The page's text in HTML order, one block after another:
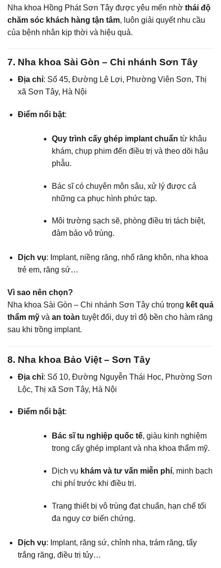
Nha khoa Hồng Phát Sơn Tây được yêu mến nhờ thái độ
chăm sóc khách hàng tận tâm, luôn giải quyết nhu cầu
của bệnh nhân kịp thời và hiệu quả.
7. Nha khoa Sài Gòn – Chi nhánh Sơn Tây
Địa chỉ: Số 45, Đường Lê Lợi, Phường Viên Sơn, Thị
xã Sơn Tây, Hà Nội
Điểm nổi bật:
Quy trình cấy ghép implant chuẩn từ khâu
khám, chụp phim đến điều trị và theo dõi hậu
phẫu.
Bác sĩ có chuyên môn sâu, xử lý được cả
những ca phục hình phức tạp.
Môi trường sạch sẽ, phòng điều trị tách biệt,
đảm bảo vô trùng.
Dịch vụ: Implant, niềng răng, nhổ răng khôn, nha khoa
trẻ em, răng sứ…
Vì sao nên chọn?
Nha khoa Sài Gòn – Chi nhánh Sơn Tây chú trọng kết quả
thẩm mỹ và an toàn tuyệt đối, duy trì độ bền cho hàm răng
sau khi trồng implant.
8. Nha khoa Bảo Việt – Sơn Tây
Địa chỉ: Số 10, Đường Nguyễn Thái Học, Phường Sơn
Lộc, Thị xã Sơn Tây, Hà Nội
Điểm nổi bật:
Bác sĩ tu nghiệp quốc tế, giàu kinh nghiệm
trong cấy ghép implant và nha khoa thẩm mỹ.
Dịch vụ khám và tư vấn miễn phí, minh bạch
chi phí trước khi điều trị.
Trang thiết bị vô trùng đạt chuẩn, hạn chế tối
đa nguy cơ biến chứng.
Dịch vụ: Implant, răng sứ, chỉnh nha, trám răng, tẩy
trắng răng, điều trị tủy…